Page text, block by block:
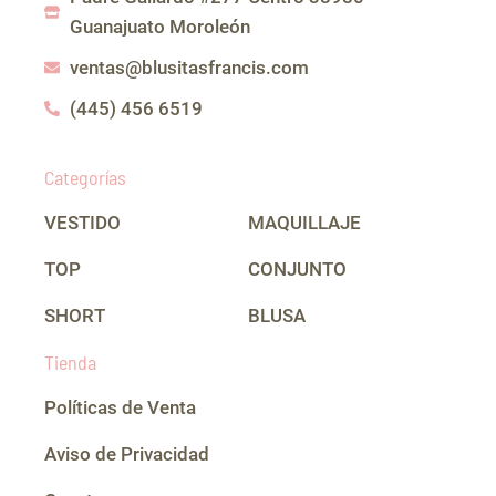
o
k
r
a
m
Guanajuato Moroleón
ventas@blusitasfrancis.com
(445) 456 6519
Categorías
VESTIDO
TOP
SHORT
MAQUILLAJE
CONJUNTO
BLUSA
Tienda
Políticas de Venta
Aviso de Privacidad